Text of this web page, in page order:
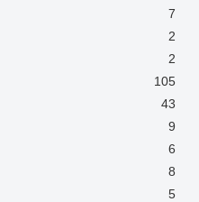
7
2
2
105
43
9
6
8
5